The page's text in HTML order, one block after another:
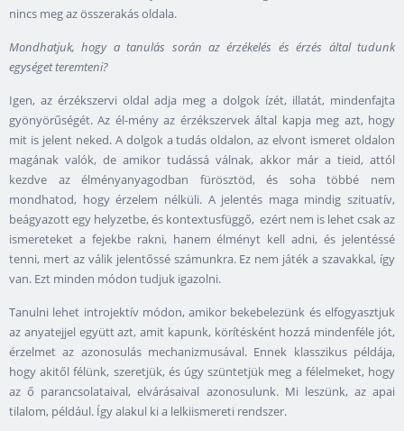
nincs meg az összerakás oldala.
Mondhatjuk, hogy a tanulás során az érzékelés és érzés által tudunk
egységet teremteni?
Igen, az érzékszervi oldal adja meg a dolgok ízét, illatát, mindenfajta
gyönyörűségét. Az él-mény az érzékszervek által kapja meg azt, hogy
mit is jelent neked. A dolgok a tudás oldalon, az elvont ismeret oldalon
magának valók, de amikor tudássá válnak, akkor már a tieid, attól
kezdve az élményanyagodban fürösztöd, és soha többé nem
mondhatod, hogy érzelem nélküli. A jelentés maga mindig szituatív,
beágyazott egy helyzetbe, és kontextusfüggő, ezért nem is lehet csak az
ismereteket a fejekbe rakni, hanem élményt kell adni, és jelentéssé
tenni, mert az válik jelentőssé számunkra. Ez nem játék a szavakkal, így
van. Ezt minden módon tudjuk igazolni.
Tanulni lehet introjektív módon, amikor bekebelezünk és elfogyasztjuk
az anyatejjel együtt azt, amit kapunk, körítésként hozzá mindenféle jót,
érzelmet az azonosulás mechanizmusával. Ennek klasszikus példája,
hogy akitől félünk, szeretjük, és úgy szüntetjük meg a félelmeket, hogy
az ő parancsolataival, elvárásaival azonosulunk. Mi leszünk, az apai
tilalom, például. Így alakul ki a lelkiismereti rendszer.